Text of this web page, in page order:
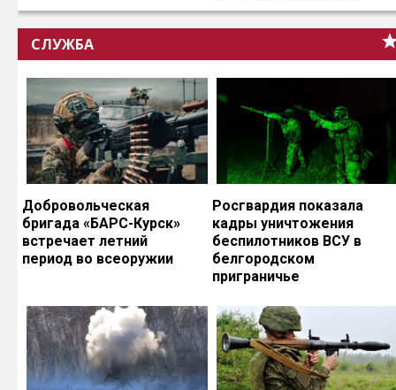
СЛУЖБА
Добровольческая
бригада «БАРС-Курск»
встречает летний
период во всеоружии
Росгвардия показала
кадры уничтожения
беспилотников ВСУ в
белгородском
приграничье